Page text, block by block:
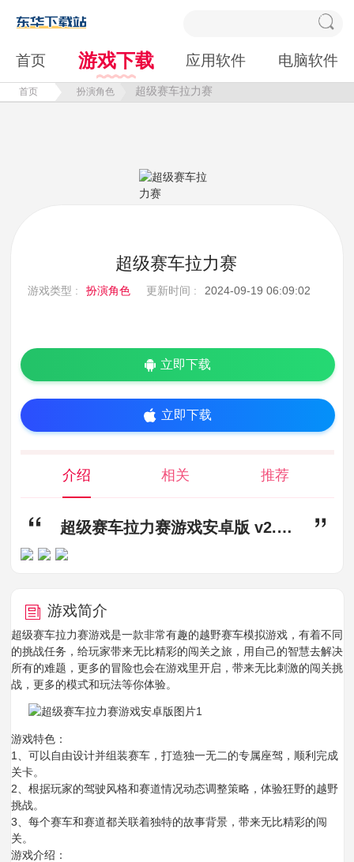
首页 游戏下载 应用软件 电脑软件
首页 扮演角色 超级赛车拉力赛
超级赛车拉力赛
游戏类型 : 扮演角色 更新时间 : 2024-09-19 06:09:02
立即下载
立即下载
介绍 相关 推荐
超级赛车拉力赛游戏安卓版 v2.0.0,超级赛车拉力赛游戏下载,超级赛车拉力赛游戏安卓版
游戏简介
超级赛车拉力赛游戏是一款非常有趣的越野赛车模拟游戏，有着不同
的挑战任务，给玩家带来无比精彩的闯关之旅，用自己的智慧去解决
所有的难题，更多的冒险也会在游戏里开启，带来无比刺激的闯关挑
战，更多的模式和玩法等你体验。
游戏特色：
1、可以自由设计并组装赛车，打造独一无二的专属座驾，顺利完成
关卡。
2、根据玩家的驾驶风格和赛道情况动态调整策略，体验狂野的越野
挑战。
3、每个赛车和赛道都关联着独特的故事背景，带来无比精彩的闯
关。
游戏介绍：